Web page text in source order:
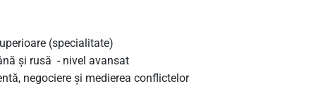
(specialitate)
şi rusă - nivel avansat
negociere şi medierea conflictelor